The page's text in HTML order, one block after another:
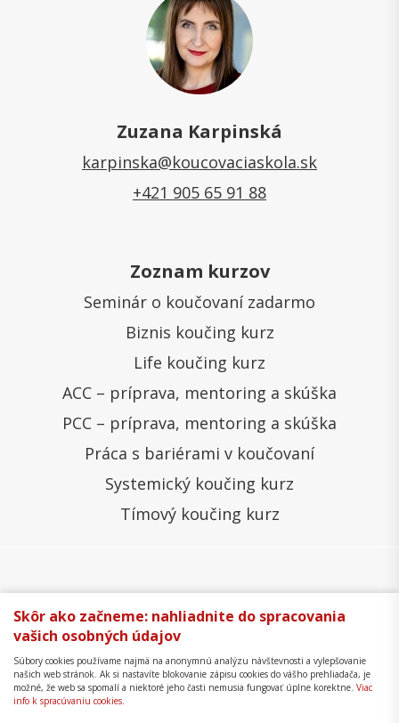
Zuzana Karpinská
karpinska@koucovaciaskola.sk
+421 905 65 91 88
Zoznam kurzov
Seminár o koučovaní zadarmo
Biznis koučing kurz
Life koučing kurz
ACC – príprava, mentoring a skúška
PCC – príprava, mentoring a skúška
Práca s bariérami v koučovaní
Systemický koučing kurz
Tímový koučing kurz
Všeobecné obchodné podmienky
Správa cookies
Ochrana osobných údajov
Formulár na odstúpenie
Mapa stránky
Copyright © 2018 - 2026 Business Coaching College,
Skôr ako začneme: nahliadnite do spracovania
vašich osobných údajov
Súbory cookies používame najmä na anonymnú analýzu návštevnosti a vylepšovanie
našich web stránok. Ak si nastavíte blokovanie zápisu cookies do vášho prehliadača, je
možné, že web sa spomalí a niektoré jeho časti nemusia fungovať úplne korektne. Viac
info k spracúvaniu cookies.